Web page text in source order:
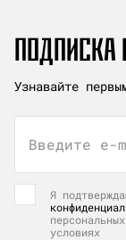
ПОДПИСКА
Узнавайте
Введите e-
Я
условиях